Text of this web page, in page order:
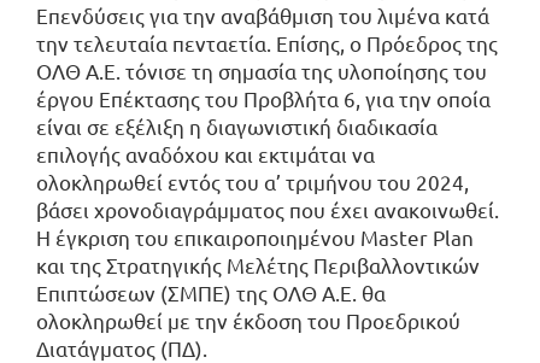
Επενδύσεις για την αναβάθμιση του λιμένα κατά
την τελευταία πενταετία. Επίσης, ο Πρόεδρος της
ΟΛΘ Α.Ε. τόνισε τη σημασία της υλοποίησης του
έργου Επέκτασης του Προβλήτα 6, για την οποία
είναι σε εξέλιξη η διαγωνιστική διαδικασία
επιλογής αναδόχου και εκτιμάται να
ολοκληρωθεί εντός του α’ τριμήνου του 2024,
βάσει χρονοδιαγράμματος που έχει ανακοινωθεί.
Η έγκριση του επικαιροποιημένου Master Plan
και της Στρατηγικής Μελέτης Περιβαλλοντικών
Επιπτώσεων (ΣΜΠΕ) της ΟΛΘ Α.Ε. θα
ολοκληρωθεί με την έκδοση του Προεδρικού
Διατάγματος (ΠΔ).